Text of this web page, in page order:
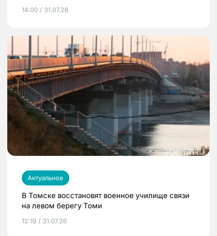
14:00 / 31.07.26
Актуальное
В Томске восстановят военное училище связи
на левом берегу Томи
12:19 / 31.07.26